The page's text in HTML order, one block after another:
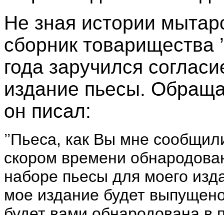
Не зная истории
сборник товарищества
года заручился
издание пьесы.
он писал:
’’Пьеса, как Вы мне
скором времени
наборе пьесы для моего
мое издание будет